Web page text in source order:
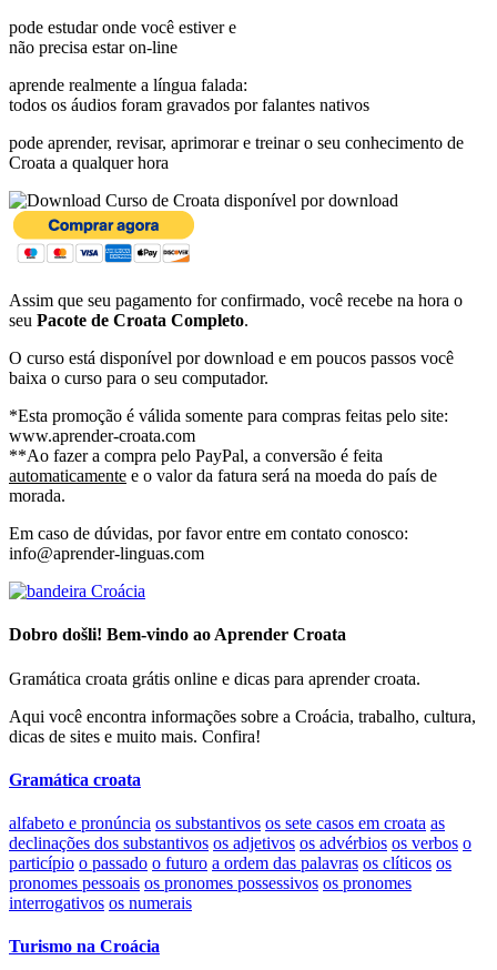
pode estudar onde você estiver e
não precisa estar on-line
aprende realmente a língua falada:
todos os áudios foram gravados por falantes nativos
pode aprender, revisar, aprimorar e treinar o seu conhecimento de
Croata a qualquer hora
disponível por download
Assim que seu pagamento for confirmado, você recebe na hora o
seu Pacote de Croata Completo.
O curso está disponível por download e em poucos passos você
baixa o curso para o seu computador.
*Esta promoção é válida somente para compras feitas pelo site:
www.aprender-croata.com
**Ao fazer a compra pelo PayPal, a conversão é feita
automaticamente e o valor da fatura será na moeda do país de
morada.
Em caso de dúvidas, por favor entre em contato conosco:
info@aprender-linguas.com
Dobro došli! Bem-vindo ao Aprender Croata
Gramática croata grátis online e dicas para aprender croata.
Aqui você encontra informações sobre a Croácia, trabalho, cultura,
dicas de sites e muito mais. Confira!
Gramática croata
alfabeto e pronúncia os substantivos os sete casos em croata as
declinações dos substantivos os adjetivos os advérbios os verbos o
particípio o passado o futuro a ordem das palavras os clíticos os
pronomes pessoais os pronomes possessivos os pronomes
interrogativos os numerais
Turismo na Croácia